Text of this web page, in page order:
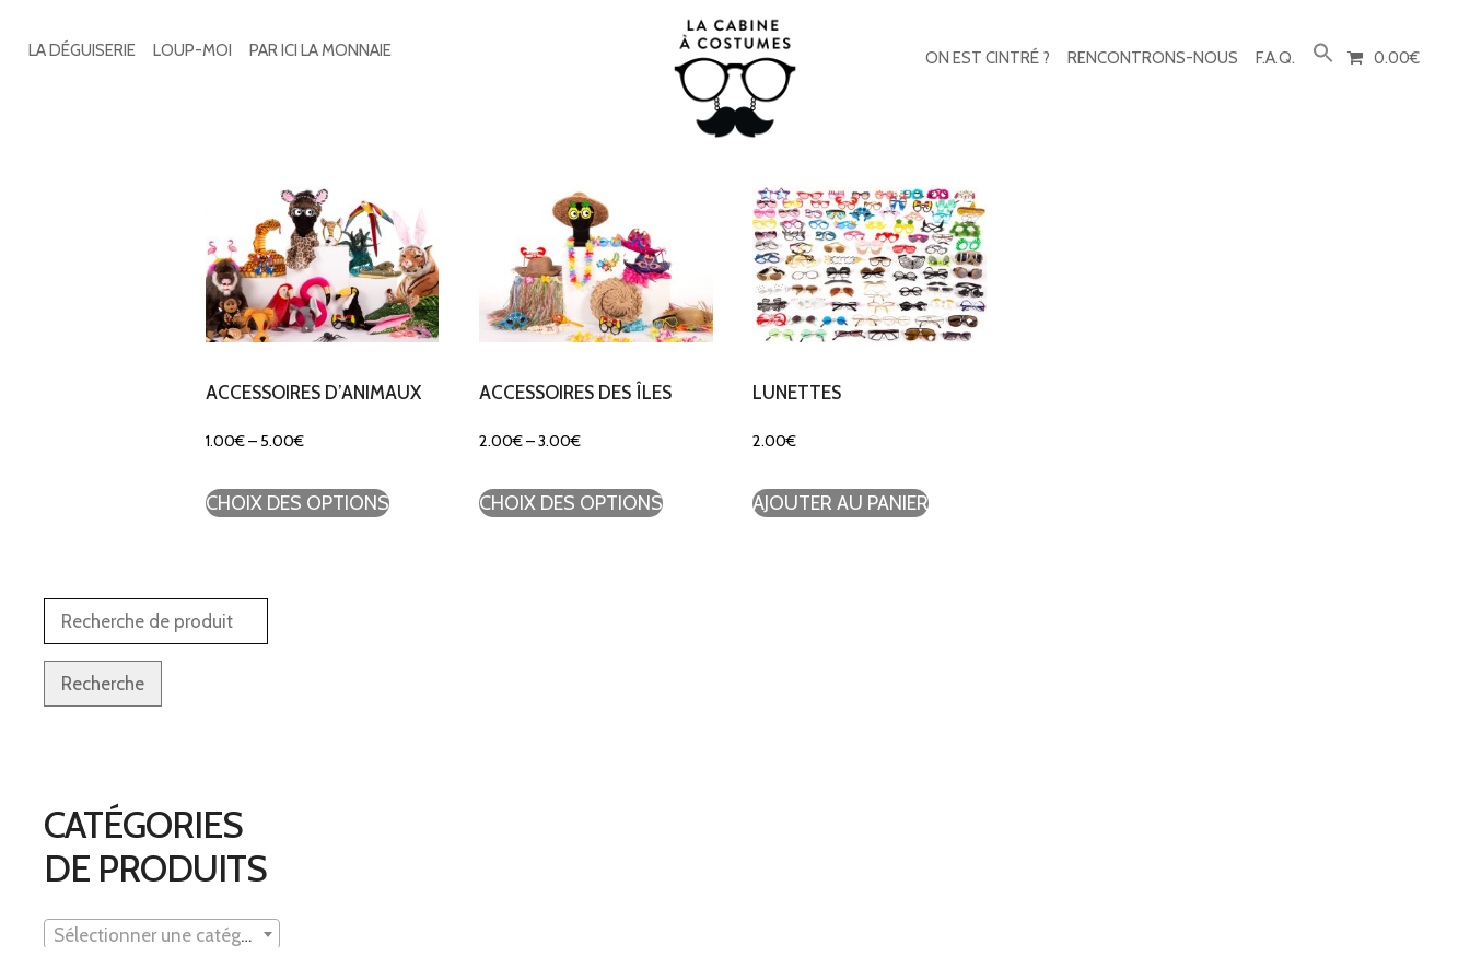
LA DÉGUISERIE LOUP-MOI PAR ICI LA MONNAIE ON EST CINTRÉ ? RENCONTRONS-NOUS F.A.Q. 0.00€
ACCESSOIRES D’ANIMAUX
1.00€– 5.00€
CHOIX DES OPTIONS
ACCESSOIRES DES ÎLES
2.00€–3.00€
CHOIX DES OPTIONS
LUNETTES
2.00€
AJOUTER AU PANIER
Recherche
CATÉGORIES
DE PRODUITS
Sélectionner une catégorie